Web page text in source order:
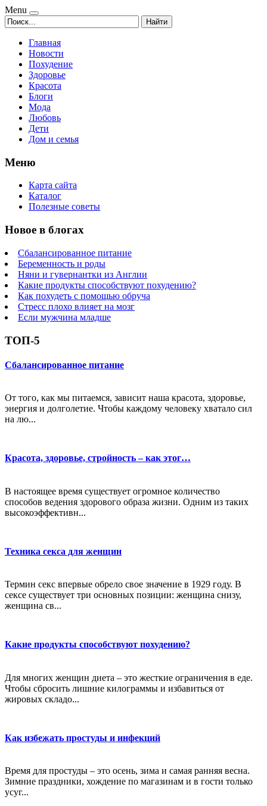
Menu
Найти
Главная
Новости
Похудение
Здоровье
Красота
Блоги
Мода
Любовь
Дети
Дом и семья
Меню
Карта сайта
Каталог
Полезные советы
Новое в блогах
Сбалансированное питание
Беременность и роды
Няни и гувернантки из Англии
Какие продукты способствуют похудению?
Как похудеть с помощью обруча
Стресс плохо влияет на мозг
Если мужчина младше
ТОП-5
Сбалансированное питание
От того, как мы питаемся, зависит наша красота, здоровье,
энергия и долголетие. Чтобы каждому человеку хватало сил
на лю...
Красота, здоровье, стройность – как этог…
В настоящее время существует огромное количество
способов ведения здорового образа жизни. Одним из таких
высокоэффективн...
Техника секса для женщин
Термин секс впервые обрело свое значение в 1929 году. В
сексе существует три основных позиции: женщина снизу,
женщина св...
Какие продукты способствуют похудению?
Для многих женщин диета – это жесткие ограничения в еде.
Чтобы сбросить лишние килограммы и избавиться от
жировых складо...
Как избежать простуды и инфекций
Время для простуды – это осень, зима и самая ранняя весна.
Зимние праздники, хождение по магазинам и в гости только
усуг...